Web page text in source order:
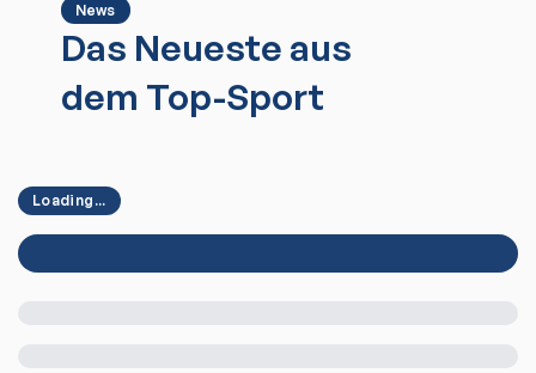
News
Das Neueste aus
dem Top-Sport
Loading...